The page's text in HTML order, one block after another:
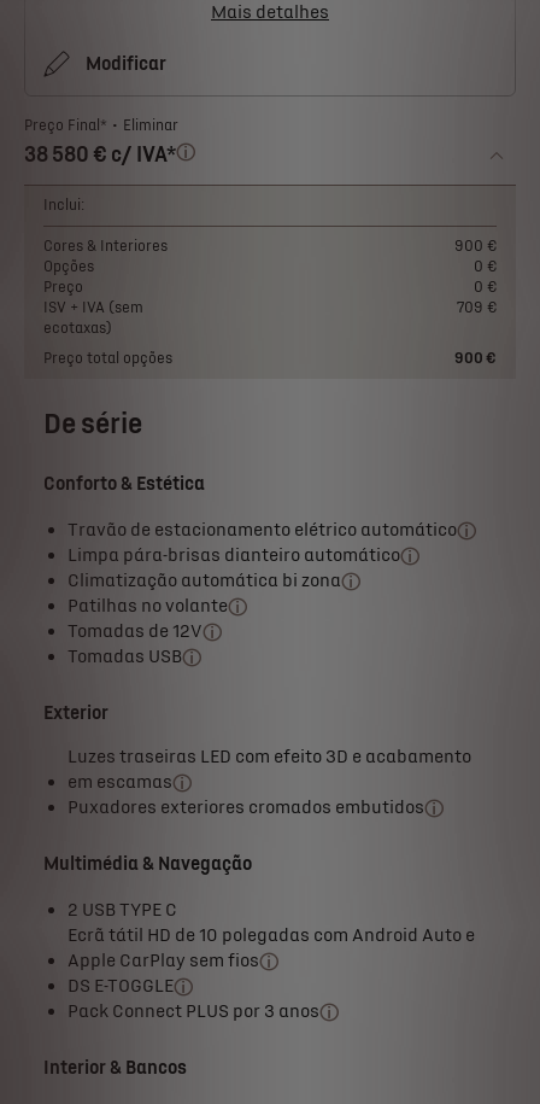
Mais detalhes
Modificar
Preço Final* Eliminar
38 580 € c/ IVA*
Inclui:
Cores & Interiores
900 €
Opções
0 €
Preço
0 €
ISV + IVA (sem
ecotaxas)
709 €
Preço total opções 900 €
De série
Conforto & Estética
Travão de estacionamento elétrico automático
Limpa pára-brisas dianteiro automático
Climatização automática bi zona
Patilhas no volante
Tomadas de 12V
Tomadas USB
Exterior
Luzes traseiras LED com efeito 3D e acabamento
em escamas
Puxadores exteriores cromados embutidos
Multimédia & Navegação
2 USB TYPE C
Ecrã tátil HD de 10 polegadas com Android Auto e
Apple CarPlay sem fios
DS E-TOGGLE
Pack Connect PLUS por 3 anos
Interior & Bancos